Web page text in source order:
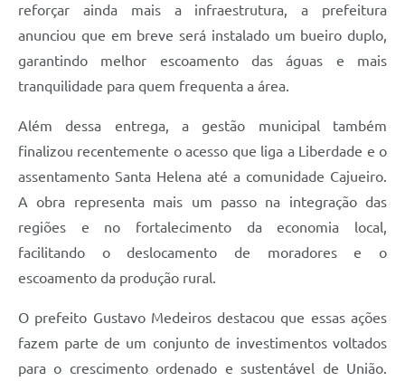
reforçar ainda mais a infraestrutura, a prefeitura
anunciou que em breve será instalado um bueiro duplo,
garantindo melhor escoamento das águas e mais
tranquilidade para quem frequenta a área.
Além dessa entrega, a gestão municipal também
finalizou recentemente o acesso que liga a Liberdade e o
assentamento Santa Helena até a comunidade Cajueiro.
A obra representa mais um passo na integração das
regiões e no fortalecimento da economia local,
facilitando o deslocamento de moradores e o
escoamento da produção rural.
O prefeito Gustavo Medeiros destacou que essas ações
fazem parte de um conjunto de investimentos voltados
para o crescimento ordenado e sustentável de União.